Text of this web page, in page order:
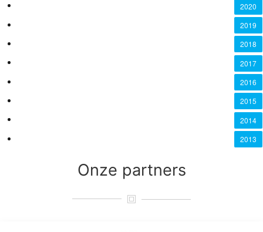
2020
2019
2018
2017
2016
2015
2014
2013
Onze partners